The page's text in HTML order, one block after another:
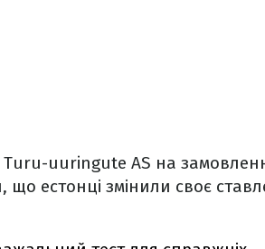
Turu-uuringute AS на
що естонці змінили своє